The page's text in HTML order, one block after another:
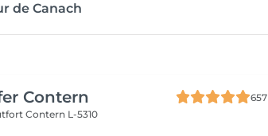
de Canach
Contern
657
Contern L-5310